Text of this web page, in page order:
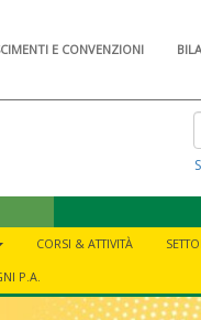
E CONVENZIONI
CORSI & ATTIVITÀ
P.A.